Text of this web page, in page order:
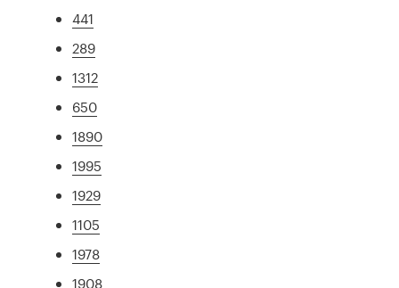
441
289
1312
650
1890
1995
1929
1105
1978
1908